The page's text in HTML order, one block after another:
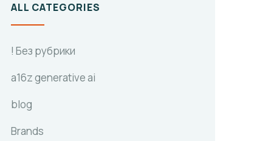
ALL CATEGORIES
! Без рубрики
a16z generative ai
blog
Brands